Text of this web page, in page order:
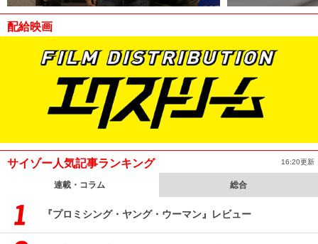
配給映画
サイゾー人気記事ランキング 16:20更新
連載・コラム 総合
『プロミシング・ヤング・ウーマン』レビュー